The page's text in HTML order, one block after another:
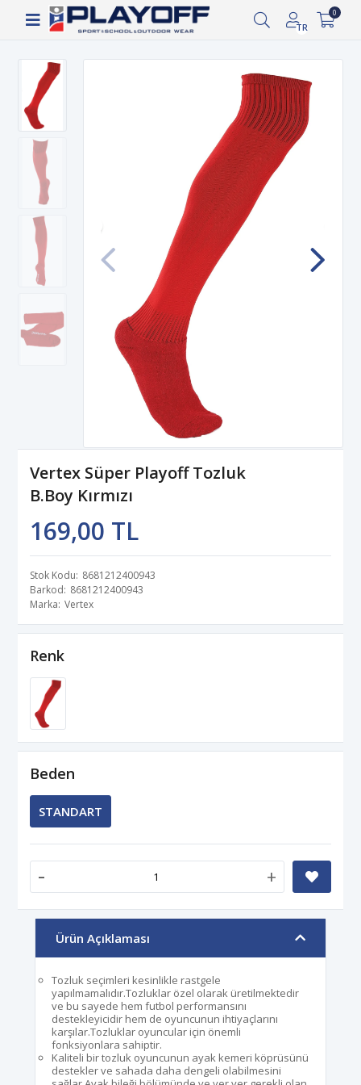
Siparişin 2-8 iş günü arasında kargoya verilecektir.
1.000 TL ve üzeri ücretsiz kargo!
TR
0
Vertex Süper Playoff Tozluk
B.Boy Kırmızı
169,00 TL
Stok Kodu 8681212400943
Barkod 8681212400943
Marka Vertex
Renk
Beden
STANDART
- +
Ürün Açıklaması
Tozluk seçimleri kesinlikle rastgele
yapılmamalıdır.Tozluklar özel olarak üretilmektedir
ve bu sayede hem futbol performansını
destekleyicidir hem de oyuncunun ihtiyaçlarını
karşılar.Tozluklar oyuncular için önemli
fonksiyonlara sahiptir.
Kaliteli bir tozluk oyuncunun ayak kemeri köprüsünü
destekler ve sahada daha dengeli olabilmesini